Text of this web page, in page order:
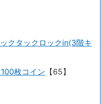
クタックロックin(3階キ
枚コイン 【65】